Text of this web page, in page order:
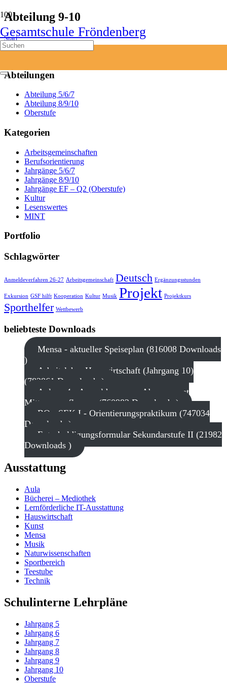
Gesamtschule Fröndenberg
Abteilung 9-10
Start
Veranstaltungen
Abteilungen
Abteilung 5/6/7
Abteilung 8/9/10
Oberstufe
Kategorien
Arbeitsgemeinschaften
Berufsorientierung
Jahrgänge 5/6/7
Jahrgänge 8/9/10
Jahrgänge EF – Q2 (Oberstufe)
Kultur
Lesenswertes
MINT
Portfolio
Schlagwörter
Anmeldeverfahren 26-27 Arbeitsgemeinschaft Deutsch Ergänzungsstunden
Exkursion GSF hilft Kooperation Kultur Musik Projekt Projektkurs
Sporthelfer Wettbewerb
beliebteste Downloads
Mensa - aktueller Speiseplan (816008 Downloads
)
Arbeitslehre Hauswirtschaft (Jahrgang 10)
(782861 Downloads )
Anlage 4 - Anmeldung zum Abonnement
Mittagsverpflegung (760982 Downloads )
BO - SEK I - Orientierungspraktikum (747034
Downloads )
Entschuldigungsformular Sekundarstufe II (21982
Downloads )
Ausstattung
Aula
Bücherei – Mediothek
Lernförderliche IT-Ausstattung
Hauswirtschaft
Kunst
Mensa
Musik
Naturwissenschaften
Sportbereich
Teestube
Technik
Schulinterne Lehrpläne
Jahrgang 5
Jahrgang 6
Jahrgang 7
Jahrgang 8
Jahrgang 9
Jahrgang 10
Oberstufe